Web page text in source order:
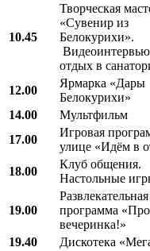
10.45
Творческая
«Сувенир из
Белокурихи».
отдых в
12.00
Ярмарка «Дары
Белокурихи»
14.00
Мультфильм
17.00
Игровая
улице «Идём в
18.00
Клуб общения.
Настольные
19.00
Развлекательная
программа
вечеринка!»
19.40 Дискотека